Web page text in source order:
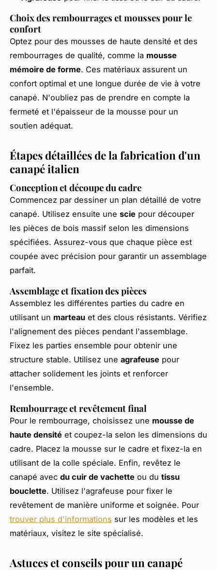
Choix des rembourrages et mousses pour le
confort
Optez pour des mousses de haute densité et des
rembourrages de qualité, comme la mousse
mémoire de forme. Ces matériaux assurent un
confort optimal et une longue durée de vie à votre
canapé. N'oubliez pas de prendre en compte la
fermeté et l'épaisseur de la mousse pour un
soutien adéquat.
Étapes détaillées de la fabrication d'un
canapé italien
Conception et découpe du cadre
Commencez par dessiner un plan détaillé de votre
canapé. Utilisez ensuite une scie pour découper
les pièces de bois massif selon les dimensions
spécifiées. Assurez-vous que chaque pièce est
coupée avec précision pour garantir un assemblage
parfait.
Assemblage et fixation des pièces
Assemblez les différentes parties du cadre en
utilisant un marteau et des clous résistants. Vérifiez
l'alignement des pièces pendant l'assemblage.
Fixez les parties ensemble pour obtenir une
structure stable. Utilisez une agrafeuse pour
attacher solidement les joints et renforcer
l'ensemble.
Rembourrage et revêtement final
Pour le rembourrage, choisissez une mousse de
haute densité et coupez-la selon les dimensions du
cadre. Placez la mousse sur le cadre et fixez-la en
utilisant de la colle spéciale. Enfin, revêtez le
canapé avec du cuir de vachette ou du tissu
bouclette. Utilisez l'agrafeuse pour fixer le
revêtement de manière uniforme et soignée. Pour
trouver plus d'informations sur les modèles et les
matériaux, visitez le site spécialisé.
Astuces et conseils pour un canapé